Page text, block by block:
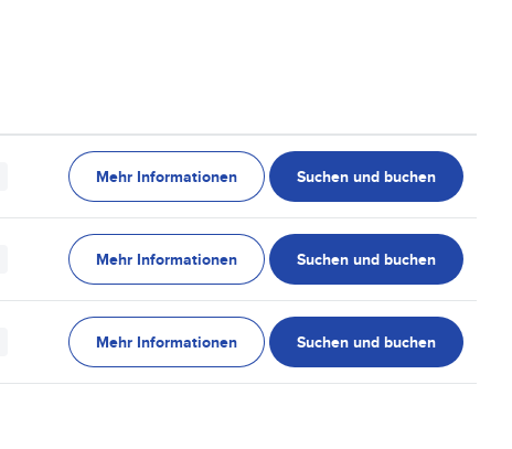
Mehr Informationen Suchen und buchen
Mehr Informationen Suchen und buchen
Mehr Informationen Suchen und buchen